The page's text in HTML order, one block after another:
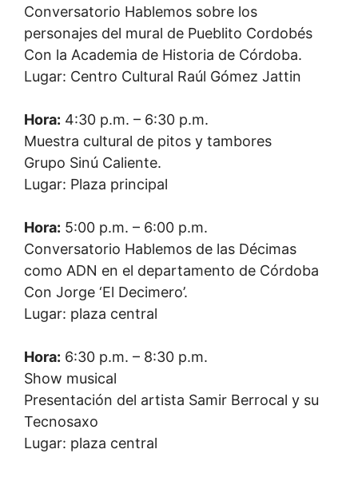
Conversatorio Hablemos sobre los
personajes del mural de Pueblito Cordobés
Con la Academia de Historia de Córdoba.
Lugar: Centro Cultural Raúl Gómez Jattin
Hora: 4:30 p.m. – 6:30 p.m.
Muestra cultural de pitos y tambores
Grupo Sinú Caliente.
Lugar: Plaza principal
Hora: 5:00 p.m. – 6:00 p.m.
Conversatorio Hablemos de las Décimas
como ADN en el departamento de Córdoba
Con Jorge ‘El Decimero’.
Lugar: plaza central
Hora: 6:30 p.m. – 8:30 p.m.
Show musical
Presentación del artista Samir Berrocal y su
Tecnosaxo
Lugar: plaza central